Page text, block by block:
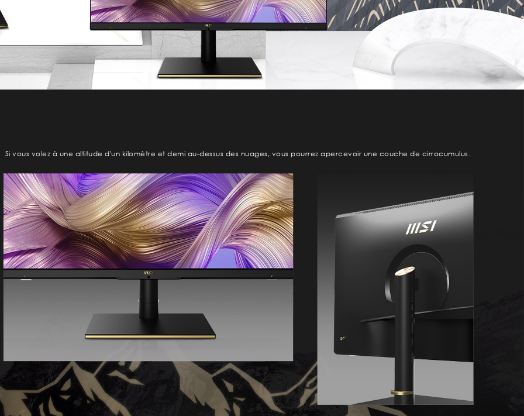
Si vous volez à une altitude d'un kilomètre et demi au-dessus des nuages, vous pourrez apercevoir une couche de cirrocumulus.